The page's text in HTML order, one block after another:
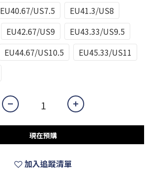
EU40.67/US7.5
EU41.3/US8
EU42.67/US9
EU43.33/US9.5
EU44.67/US10.5
EU45.33/US11
現在預購
加入追蹤清單